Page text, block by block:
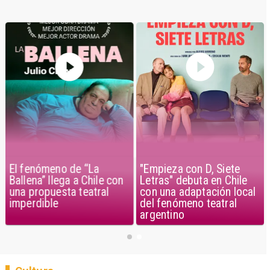
El fenómeno de “La
Ballena” llega a Chile con
una propuesta teatral
imperdible
"Empieza con D, Siete
Letras" debuta en Chile
con una adaptación local
del fenómeno teatral
argentino